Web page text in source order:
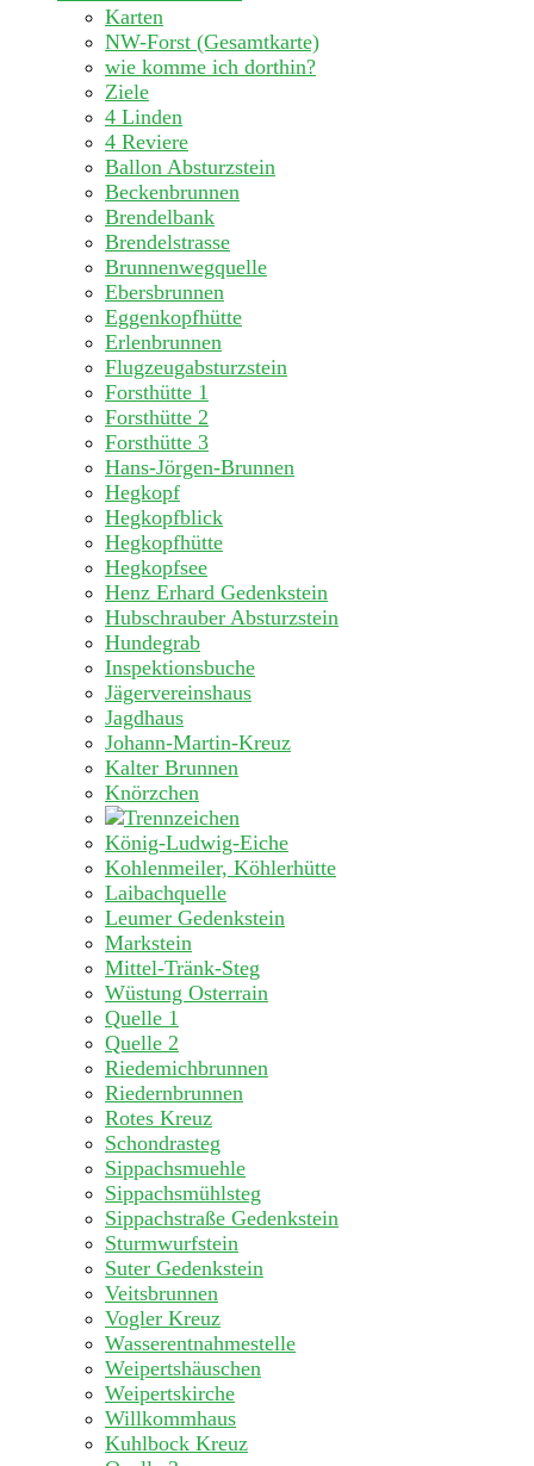
Karten
NW-Forst (Gesamtkarte)
wie komme ich dorthin?
Ziele
4 Linden
4 Reviere
Ballon Absturzstein
Beckenbrunnen
Brendelbank
Brendelstrasse
Brunnenwegquelle
Ebersbrunnen
Eggenkopfhütte
Erlenbrunnen
Flugzeugabsturzstein
Forsthütte 1
Forsthütte 2
Forsthütte 3
Hans-Jörgen-Brunnen
Hegkopf
Hegkopfblick
Hegkopfhütte
Hegkopfsee
Henz Erhard Gedenkstein
Hubschrauber Absturzstein
Hundegrab
Inspektionsbuche
Jägervereinshaus
Jagdhaus
Johann-Martin-Kreuz
Kalter Brunnen
Knörzchen
König-Ludwig-Eiche
Kohlenmeiler, Köhlerhütte
Laibachquelle
Leumer Gedenkstein
Markstein
Mittel-Tränk-Steg
Wüstung Osterrain
Quelle 1
Quelle 2
Riedemichbrunnen
Riedernbrunnen
Rotes Kreuz
Schondrasteg
Sippachsmuehle
Sippachsmühlsteg
Sippachstraße Gedenkstein
Sturmwurfstein
Suter Gedenkstein
Veitsbrunnen
Vogler Kreuz
Wasserentnahmestelle
Weipertshäuschen
Weipertskirche
Willkommhaus
Kuhlbock Kreuz